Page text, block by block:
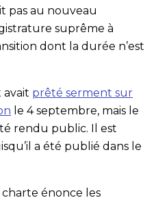
pas au nouveau
suprême à
dont la durée n’est
avait prêté serment sur
le 4 septembre, mais le
rendu public. Il est
a été publié dans le
énonce les